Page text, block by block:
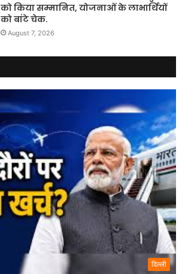
को किया सम्मानित, योजनाओं के लाभार्थियों
को बांटे चेक.
August 7, 2026
दिल्ली